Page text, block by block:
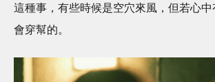
這種事，有些時候是空穴來風，但若心
會穿幫的。